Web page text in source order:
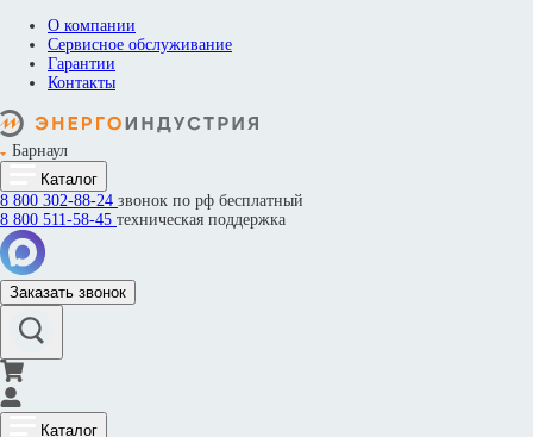
О компании
Сервисное обслуживание
Гарантии
Контакты
Барнаул
Каталог
8 800 302-88-24 звонок по рф бесплатный
8 800 511-58-45 техническая поддержка
Заказать звонок
Каталог